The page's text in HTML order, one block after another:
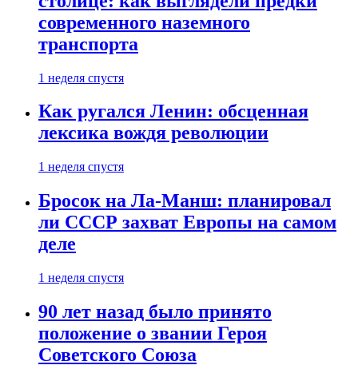
современного наземного
транспорта
1 неделя спустя
Как ругался Ленин: обсценная
лексика вождя революции
1 неделя спустя
Бросок на Ла-Манш: планировал
ли СССР захват Европы на самом
деле
1 неделя спустя
90 лет назад было принято
положение о звании Героя
Советского Союза